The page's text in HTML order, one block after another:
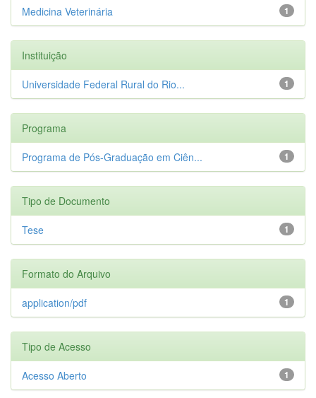
1
Medicina Veterinária
Instituição
1
Universidade Federal Rural do Rio...
Programa
1
Programa de Pós-Graduação em Ciên...
Tipo de Documento
1
Tese
Formato do Arquivo
1
application/pdf
Tipo de Acesso
1
Acesso Aberto